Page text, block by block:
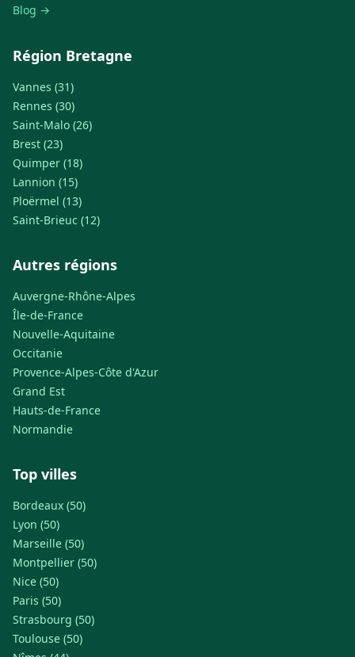
Blog →
Région Bretagne
Vannes (31)
Rennes (30)
Saint-Malo (26)
Brest (23)
Quimper (18)
Lannion (15)
Ploërmel (13)
Saint-Brieuc (12)
Autres régions
Auvergne-Rhône-Alpes
Île-de-France
Nouvelle-Aquitaine
Occitanie
Provence-Alpes-Côte d'Azur
Grand Est
Hauts-de-France
Normandie
Top villes
Bordeaux (50)
Lyon (50)
Marseille (50)
Montpellier (50)
Nice (50)
Paris (50)
Strasbourg (50)
Toulouse (50)